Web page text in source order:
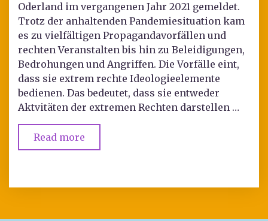
Oderland im vergangenen Jahr 2021 gemeldet.
Trotz der anhaltenden Pandemiesituation kam
es zu vielfältigen Propagandavorfällen und
rechten Veranstalten bis hin zu Beleidigungen,
Bedrohungen und Angriffen. Die Vorfälle eint,
dass sie extrem rechte Ideologieelemente
bedienen. Das bedeutet, dass sie entweder
Aktvitäten der extremen Rechten darstellen …
Read more